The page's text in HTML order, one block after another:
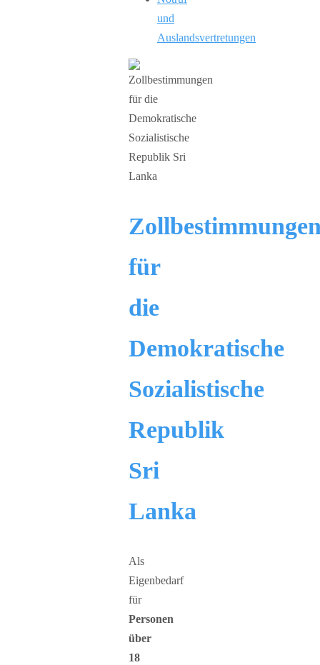
und
Auslandsvertretungen
für
die
Demokratische
Sozialistische
Republik
Sri
Lanka
Als
Eigenbedarf
für
Personen
über
18